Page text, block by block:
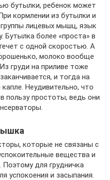
бутылки, ребенок может
кормлении из бутылки и
лицевых мышц, язык
Бутылка более «проста» в
с одной скоростью. А
молоко вообще
груди на приливе тоже
и тогда на
Неудивительно, что
пользу простоты, ведь они
которые не связаны с
вещества и
для грудничка
успокоения и засыпания.